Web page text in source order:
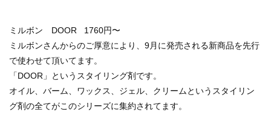
ミルボン DOOR 1760円〜
ミルボンさんからのご厚意により、9月に発売される新商品を先行
で使わせて頂いてます。
「DOOR」というスタイリング剤です。
オイル、バーム、ワックス、ジェル、クリームというスタイリン
グ剤の全てがこのシリーズに集約されてます。